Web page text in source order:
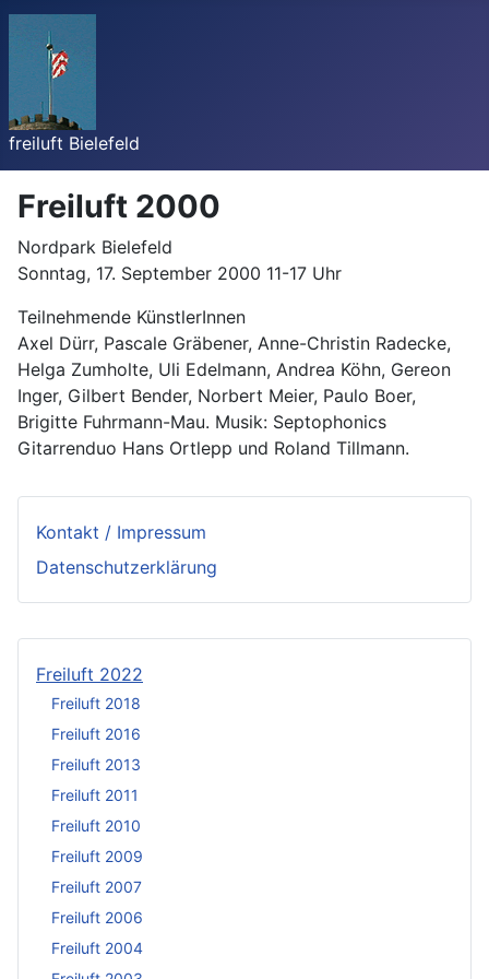
freiluft Bielefeld
Freiluft 2022
Freiluft 2018
Freiluft 2016
Freiluft 2013
Freiluft 2011
Freiluft 2010
Freiluft 2009
Freiluft 2007
Freiluft 2006
Freiluft 2004
Freiluft 2000
Nordpark Bielefeld
Sonntag, 17. September 2000 11-17 Uhr
Teilnehmende KünstlerInnen
Axel Dürr, Pascale Gräbener, Anne-Christin Radecke,
Helga Zumholte, Uli Edelmann, Andrea Köhn, Gereon
Inger, Gilbert Bender, Norbert Meier, Paulo Boer,
Brigitte Fuhrmann-Mau. Musik: Septophonics
Gitarrenduo Hans Ortlepp und Roland Tillmann.
Kontakt / Impressum
Datenschutzerklärung